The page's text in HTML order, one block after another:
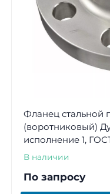
Фланец стальной
(воротниковый) Ду
исполнение 1,
В наличии
По запросу